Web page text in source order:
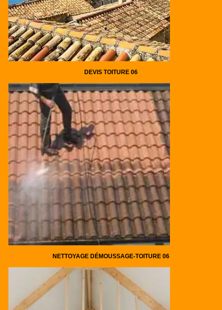
DEVIS TOITURE 06
NETTOYAGE DÉMOUSSAGE-TOITURE 06